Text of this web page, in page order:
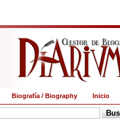
Inicio
Biografía / Biography